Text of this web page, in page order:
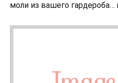
моли из вашего